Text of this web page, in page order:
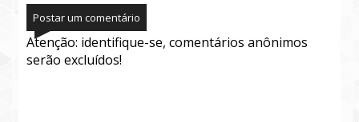
Postar um comentário
Atenção: identifique-se, comentários anônimos
serão excluídos!